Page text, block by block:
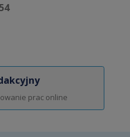
prac online